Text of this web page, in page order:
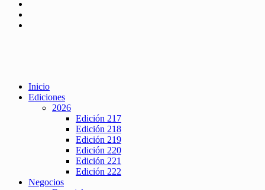
Inicio
Ediciones
2026
Edición 217
Edición 218
Edición 219
Edición 220
Edición 221
Edición 222
Negocios